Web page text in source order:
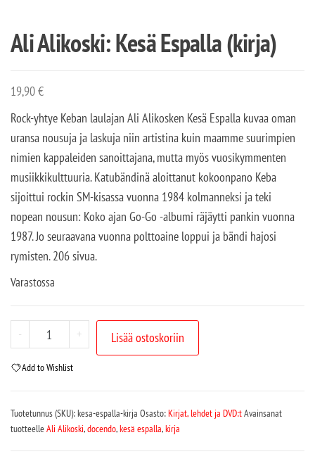
Ali Alikoski: Kesä Espalla (kirja)
19,90€
Rock-yhtye Keban laulajan Ali Alikosken Kesä Espalla kuvaa oman
uransa nousuja ja laskuja niin artistina kuin maamme suurimpien
nimien kappaleiden sanoittajana, mutta myös vuosikymmenten
musiikkikulttuuria. Katubändinä aloittanut kokoonpano Keba
sijoittui rockin SM-kisassa vuonna 1984 kolmanneksi ja teki
nopean nousun: Koko ajan Go-Go -albumi räjäytti pankin vuonna
1987. Jo seuraavana vuonna polttoaine loppui ja bändi hajosi
rymisten. 206 sivua.
Varastossa
- + Lisää ostoskoriin
Add to Wishlist
Tuotetunnus (SKU):kesa-espalla-kirja Osasto:Kirjat, lehdet ja DVD:tAvainsanat
tuotteelleAli Alikoski,docendo,kesä espalla,kirja